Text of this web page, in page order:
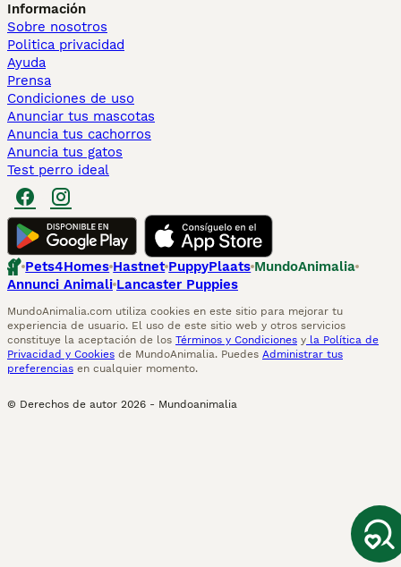
Información
Sobre nosotros
Politica privacidad
Ayuda
Prensa
Condiciones de uso
Anunciar tus mascotas
Anuncia tus cachorros
Anuncia tus gatos
Test perro ideal
Pets4Homes Hastnet PuppyPlaats MundoAnimalia
Annunci Animali Lancaster Puppies
MundoAnimalia.com utiliza cookies en este sitio para mejorar tu
experiencia de usuario. El uso de este sitio web y otros servicios
constituye la aceptación de los Términos y Condiciones y la Política de
Privacidad y Cookies de MundoAnimalia. Puedes Administrar tus
preferencias en cualquier momento.
© Derechos de autor 2026 - Mundoanimalia